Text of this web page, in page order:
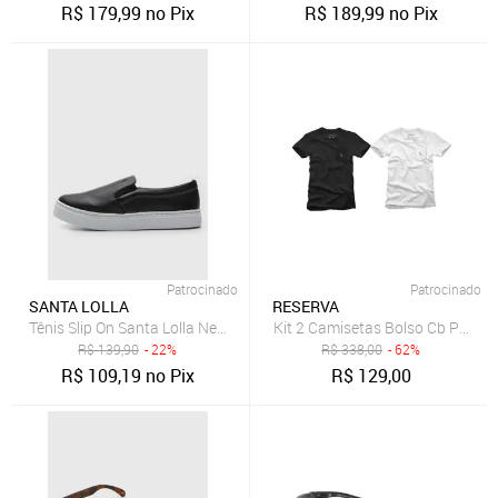
R$ 179,99 no Pix R$ 189,99 no Pix
Patrocinado
SANTA LOLLA
Tênis Slip On Santa Lolla New Preto
R$139,90 - 22%
R$ 109,19 no Pix
Patrocinado
RESERVA
Kit 2 Camisetas Bolso Cb Pica-
R$338,00 - 62%
R$ 129,00